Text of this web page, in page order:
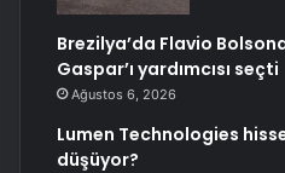
Brezilya’da Flavio
Gaspar’ı yardımcısı seçti
Ağustos 6, 2026
Lumen Technologies
düşüyor?